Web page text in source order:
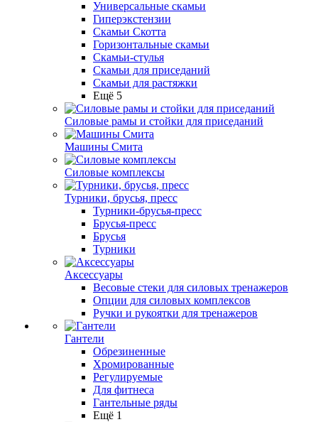
Универсальные скамьи
Гиперэкстензии
Скамьи Скотта
Горизонтальные скамьи
Скамьи-стулья
Скамьи для приседаний
Скамьи для растяжки
Ещё 5
Силовые рамы и стойки для приседаний
Машины Смита
Силовые комплексы
Турники, брусья, пресс
Турники-брусья-пресс
Брусья-пресс
Брусья
Турники
Аксессуары
Весовые стеки для силовых тренажеров
Опции для силовых комплексов
Ручки и рукоятки для тренажеров
Гантели
Обрезиненные
Хромированные
Регулируемые
Для фитнеса
Гантельные ряды
Ещё 1